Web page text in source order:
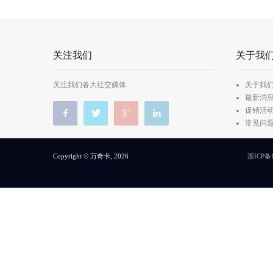
关注我们
关注我们各大社交媒体
关于我
关于我
最新消
促销活
常见问
Copyright © 万奇卡, 2026 浙ICP备